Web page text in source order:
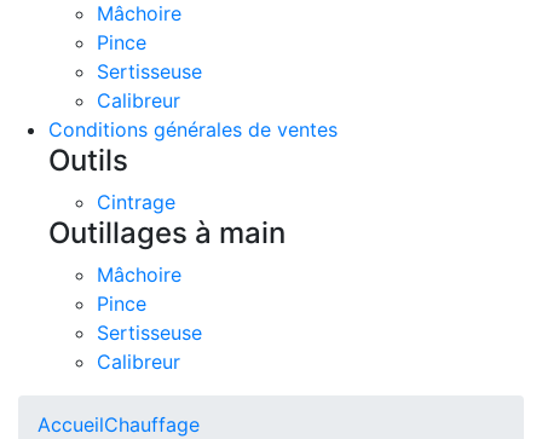
Mâchoire
Pince
Sertisseuse
Calibreur
Conditions générales de ventes
Outils
Cintrage
Outillages à main
Mâchoire
Pince
Sertisseuse
Calibreur
AccueilChauffage